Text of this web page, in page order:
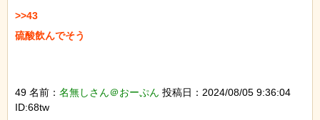
>>43
硫酸飲んでそう
49 名前： 名無しさん＠おーぷん 投稿日：2024/08/05 9:36:04
ID:68tw